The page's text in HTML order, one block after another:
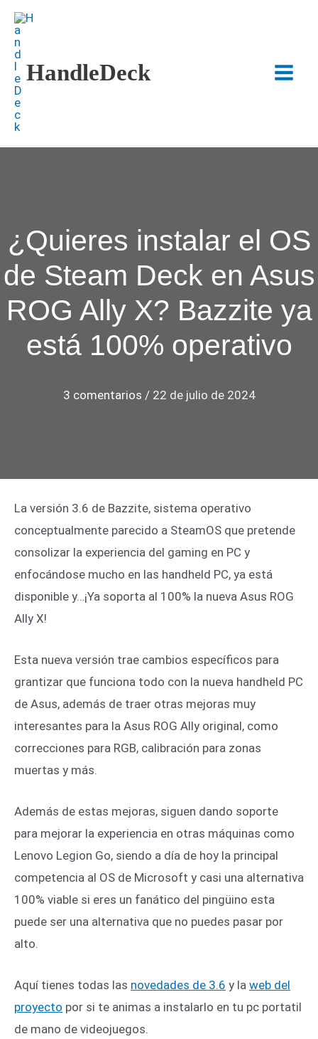
contenido
HandleDeck
¿Quieres instalar el OS
de Steam Deck en Asus
ROG Ally X? Bazzite ya
está 100% operativo
3 comentarios / 22 de julio de 2024
La versión 3.6 de Bazzite, sistema operativo
conceptualmente parecido a SteamOS que pretende
consolizar la experiencia del gaming en PC y
enfocándose mucho en las handheld PC, ya está
disponible y…¡Ya soporta al 100% la nueva Asus ROG
Ally X!
Esta nueva versión trae cambios específicos para
grantizar que funciona todo con la nueva handheld PC
de Asus, además de traer otras mejoras muy
interesantes para la Asus ROG Ally original, como
correcciones para RGB, calibración para zonas
muertas y más.
Además de estas mejoras, siguen dando soporte
para mejorar la experiencia en otras máquinas como
Lenovo Legion Go, siendo a día de hoy la principal
competencia al OS de Microsoft y casi una alternativa
100% viable si eres un fanático del pingüino esta
puede ser una alternativa que no puedes pasar por
alto.
Aquí tienes todas las novedades de 3.6 y la web del
proyecto por si te animas a instalarlo en tu pc portatil
de mano de videojuegos.